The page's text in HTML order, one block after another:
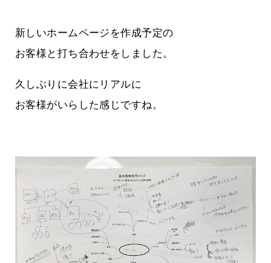
新しいホームページを作成予定の
お客様と打ち合わせをしました。
久しぶりに会社にリアルに
お客様がいらした感じですね。